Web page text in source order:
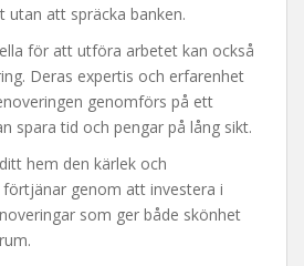
att spräcka banken.
för att utföra arbetet kan också
Deras expertis och erfarenhet
genomförs på ett
spara tid och pengar på lång sikt.
hem den kärlek och
genom att investera i
som ger både skönhet